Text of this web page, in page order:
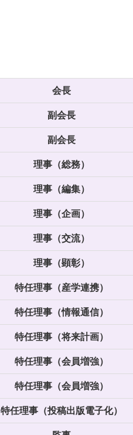
会長
副会長
副会長
理事（総務）
理事（編集）
理事（企画）
理事（交流）
理事（顕彰）
特任理事（産学連携）
特任理事（情報通信）
特任理事（将来計画）
特任理事（会員増強）
特任理事（会員増強）
特任理事（投稿出版電子化）